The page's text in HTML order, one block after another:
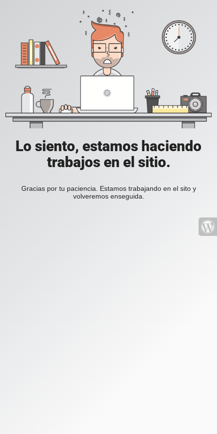
Lo siento, estamos haciendo
trabajos en el sitio.
Gracias por tu paciencia. Estamos trabajando en el sito y
volveremos enseguida.